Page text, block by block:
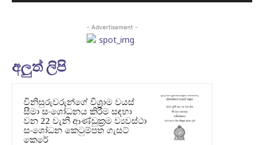
- Advertisement -
අලුත් ලිපි
විනිසුරුවරුන්ගේ විශ්‍රාම වයස්
සීමා සංශෝධනය කිරීම සඳහා
වන 22 වැනි ආණ්ඩුක්‍රම ව්‍යවස්ථා
සංශෝධන කෙටුම්පත ගැසට්
කෙරේ